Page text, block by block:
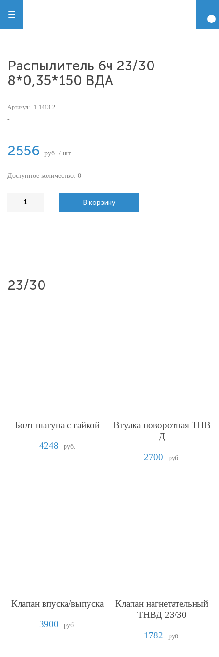
Распылитель 6ч 23/30
8*0,35*150 ВДА
Артикул: 1-1413-2
-
2556 руб. / шт.
Доступное количество: 0
В корзину
23/30
Болт шатуна с гайкой
4248
руб.
Втулка поворотная ТНВ
Д
2700
руб.
Клапан впуска/выпуска
3900
руб.
Клапан нагнетательный
ТНВД 23/30
1782
руб.